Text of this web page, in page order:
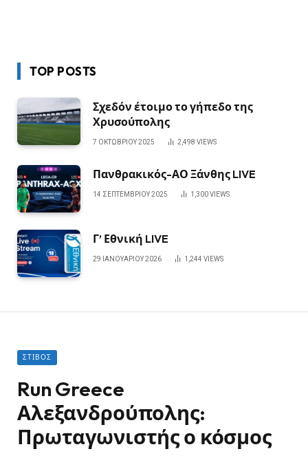
TOP POSTS
Σχεδόν έτοιμο το γήπεδο της
Χρυσούπολης
7 ΟΚΤΩΒΡΊΟΥ 2025 2,498 VIEWS
Πανθρακικός-ΑΟ Ξάνθης LIVE
14 ΣΕΠΤΕΜΒΡΊΟΥ 2025 1,300VIEWS
Γ’ Εθνική LIVE
29 ΙΑΝΟΥΑΡΊΟΥ 2026 1,244 VIEWS
ΣΤΊΒΟΣ
Run Greece
Αλεξανδρούπολης:
Πρωταγωνιστής ο κόσμος